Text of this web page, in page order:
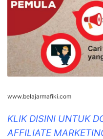
www.belajarmafiki.com
KLIK DISINI UNTUK
AFFILIATE